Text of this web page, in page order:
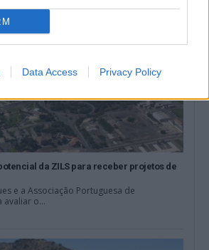
Data Access Privacy Policy
da ZILS para receber projetos de
e a Associação Portuguesa de
avaliar o...